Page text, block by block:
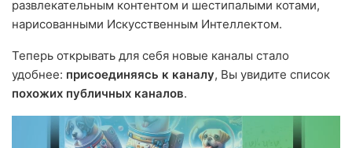
развлекательным контентом и шестипалыми котами,
нарисованными Искусственным Интеллектом.
Теперь открывать для себя новые каналы стало
удобнее: присоединяясь к каналу, Вы увидите список
похожих публичных каналов.